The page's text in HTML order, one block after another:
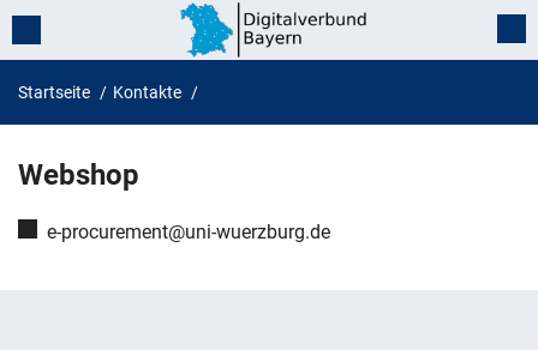
Startseite Kontakte
Webshop
E-Mail:
e-procurement@uni-wuerzburg.de